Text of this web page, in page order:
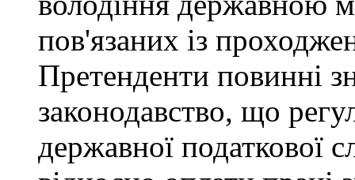
пов'язаних із
Претенденти повинні
законодавство, що
державної податкової